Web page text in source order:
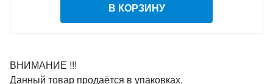
В КОРЗИНУ
ВНИМАНИЕ !!!
Данный товар продаётся в упаковках.